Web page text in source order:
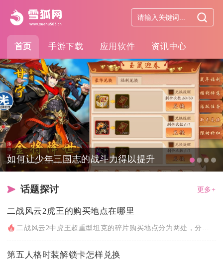
首页 手游下载 应用软件 资讯中心
如何让少年三国志的战斗力得以提升
话题探讨 更多+
二战风云2虎王的购买地点在哪里
二战风云2中虎王超重型坦克的碎片购买地点分为两处，分别是游戏...
第五人格时装解锁卡怎样兑换